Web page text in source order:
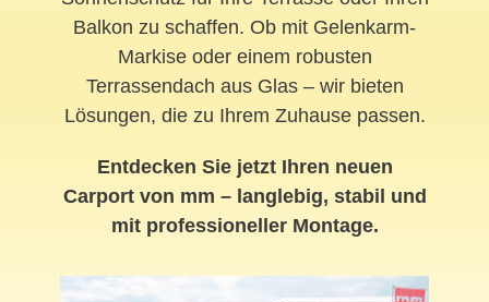
Balkon zu schaffen. Ob mit Gelenkarm-
Markise oder einem robusten
Terrassendach aus Glas – wir bieten
Lösungen, die zu Ihrem Zuhause passen.
Entdecken Sie jetzt Ihren neuen
Carport von mm – langlebig, stabil und
mit professioneller Montage.